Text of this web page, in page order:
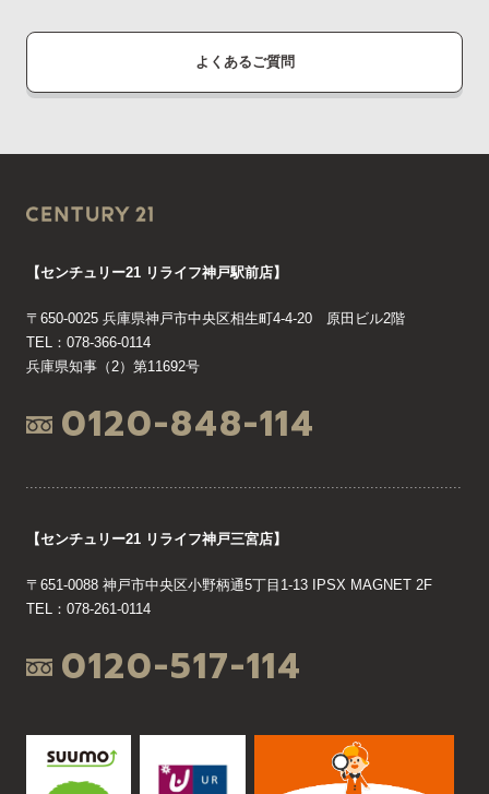
よくあるご質問
【センチュリー21 リライフ神戸駅前店】
〒650-0025 兵庫県神戸市中央区相生町4-4-20 原田ビル2階
TEL：078-366-0114
兵庫県知事（2）第11692号
0120-848-114
【センチュリー21 リライフ神戸三宮店】
〒651-0088 神戸市中央区小野柄通5丁目1-13 IPSX MAGNET 2F
TEL：078-261-0114
0120-517-114